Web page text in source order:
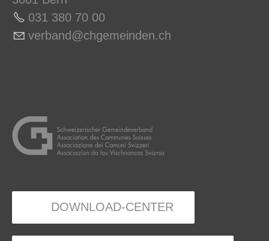
031 380 70 00
v rb nd chg m nd n ch
DOWNLOAD-CENTER